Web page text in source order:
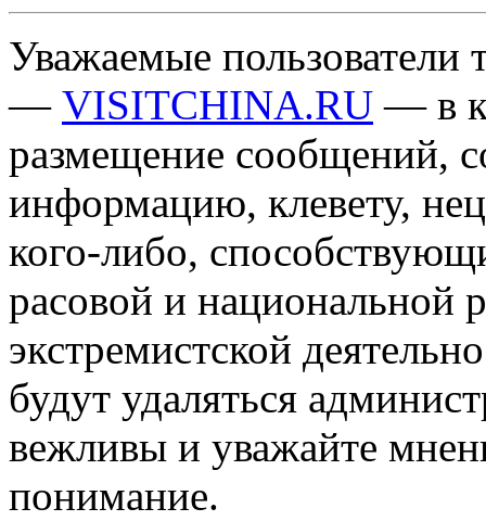
Уважаемые пользователи
— VISITCHINA.RU — в
размещение сообщений,
информацию, клевету,
кого-либо,
расовой и национальной
экстремистской
будут удаляться
вежливы и уважайте
понимание.